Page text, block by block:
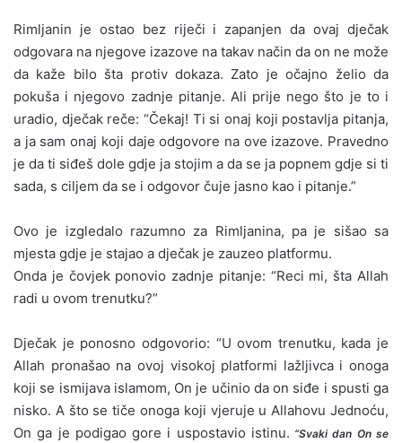
Rimljanin je ostao bez riječi i zapanjen da ovaj dječak
odgovara na njegove izazove na takav način da on ne može
da kaže bilo šta protiv dokaza. Zato je očajno želio da
pokuša i njegovo zadnje pitanje. Ali prije nego što je to i
uradio, dječak reče: “Čekaj! Ti si onaj koji postavlja pitanja,
a ja sam onaj koji daje odgovore na ove izazove. Pravedno
je da ti siđeš dole gdje ja stojim a da se ja popnem gdje si ti
sada, s ciljem da se i odgovor čuje jasno kao i pitanje.”
Ovo je izgledalo razumno za Rimljanina, pa je sišao sa
mjesta gdje je stajao a dječak je zauzeo platformu.
Onda je čovjek ponovio zadnje pitanje: “Reci mi, šta Allah
radi u ovom trenutku?”
Dječak je ponosno odgovorio: “U ovom trenutku, kada je
Allah pronašao na ovoj visokoj platformi lažljivca i onoga
koji se ismijava islamom, On je učinio da on siđe i spusti ga
nisko. A što se tiče onoga koji vjeruje u Allahovu Jednoću,
On ga je podigao gore i uspostavio istinu. “Svaki dan On se